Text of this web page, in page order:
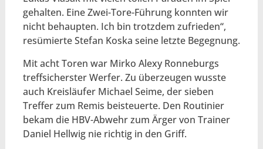
gehalten. Eine Zwei-Tore-Führung konnten wir
nicht behaupten. Ich bin trotzdem zufrieden“,
resümierte Stefan Koska seine letzte Begegnung.
Mit acht Toren war Mirko Alexy Ronneburgs
treffsicherster Werfer. Zu überzeugen wusste
auch Kreisläufer Michael Seime, der sieben
Treffer zum Remis beisteuerte. Den Routinier
bekam die HBV-Abwehr zum Ärger von Trainer
Daniel Hellwig nie richtig in den Griff.